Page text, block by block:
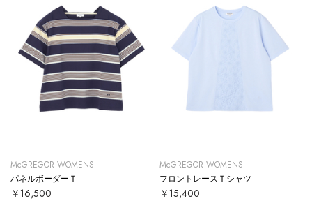
McGREGOR WOMENS
パネルボーダーＴ
￥16,500
McGREGOR WOMENS
フロントレースＴシャツ
￥15,400